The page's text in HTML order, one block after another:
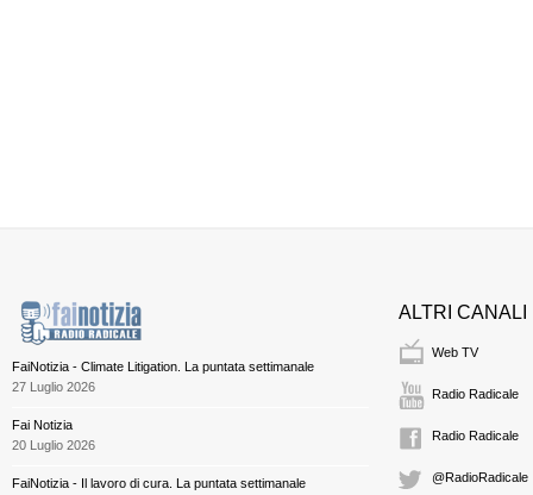
FaiNotizia - Climate Litigation. La puntata settimanale
27 Luglio 2026
Fai Notizia
20 Luglio 2026
FaiNotizia - Il lavoro di cura. La puntata settimanale
ALTRI CANALI
Web TV
Radio Radicale
Radio Radicale
@RadioRadicale